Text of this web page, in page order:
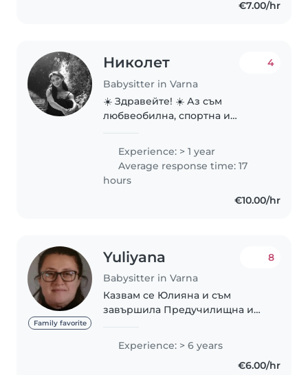
€7.00/hr
Николет
Babysitter in Varna
4
☀️ Здравейте! ☀️ Аз съм
любвеобилна, спортна и
работа, а начин да допринеса
за тяхното щастливо и
пълноценно развитие. Вярвам
Experience: > 1 year
Average response time: 17
hours
€10.00/hr
Family favorite
Yuliyana
Babysitter in Varna
8
Казвам се Юлияна и съм
завършила Предучилищна и
Имам опит в работата в детски
градини, както и гледането на
малки деца. Търпелива съм и
Experience: > 6 years
€6.00/hr